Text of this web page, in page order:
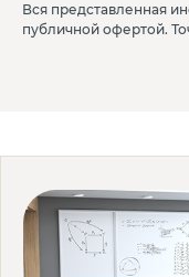
Вся представленная
публичной офертой.